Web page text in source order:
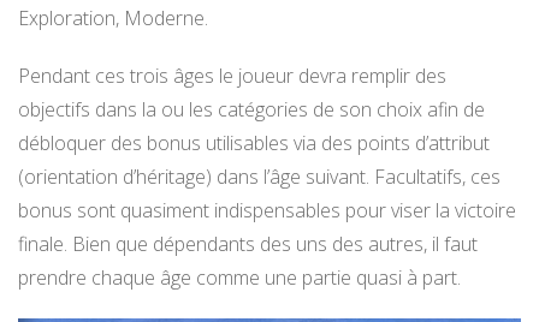
Exploration, Moderne.
Pendant ces trois âges le joueur devra remplir des
objectifs dans la ou les catégories de son choix afin de
débloquer des bonus utilisables via des points d’attribut
(orientation d’héritage) dans l’âge suivant. Facultatifs, ces
bonus sont quasiment indispensables pour viser la victoire
finale. Bien que dépendants des uns des autres, il faut
prendre chaque âge comme une partie quasi à part.